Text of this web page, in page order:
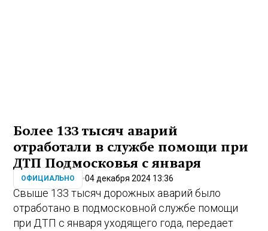
Более 133 тысяч аварий
отработали в службе помощи при
ДТП Подмосковья с января
ОФИЦИАЛЬНО 04 декабря 2024 13:36
Свыше 133 тысяч дорожных аварий было
отработано в подмосковной службе помощи
при ДТП с января уходящего года, передает